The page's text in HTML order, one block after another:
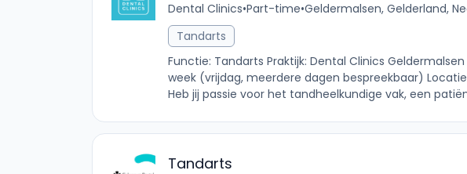
Dental Clinics•Part-time•Geldermalsen, Gelderland,
Tandarts
Functie: Tandarts Praktijk: Dental Clinics
week (vrijdag, meerdere dagen bespreekbaar)
Heb jij passie voor het tandheelkundige vak, een
Tandarts